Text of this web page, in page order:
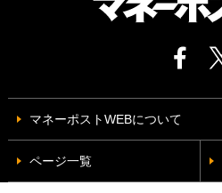
マネーポストWEBについて
ページ一覧